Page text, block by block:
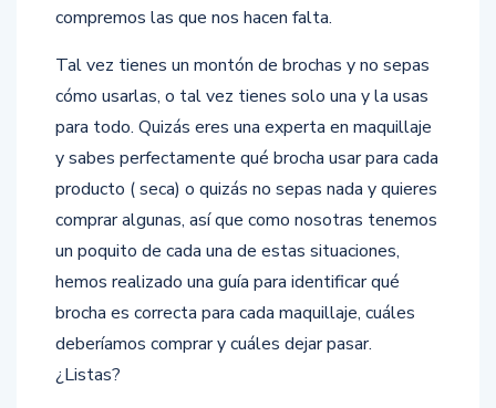
compremos las que nos hacen falta.
Tal vez tienes un montón de brochas y no sepas
cómo usarlas, o tal vez tienes solo una y la usas
para todo. Quizás eres una experta en maquillaje
y sabes perfectamente qué brocha usar para cada
producto ( seca) o quizás no sepas nada y quieres
comprar algunas, así que como nosotras tenemos
un poquito de cada una de estas situaciones,
hemos realizado una guía para identificar qué
brocha es correcta para cada maquillaje, cuáles
deberíamos comprar y cuáles dejar pasar.
¿Listas?